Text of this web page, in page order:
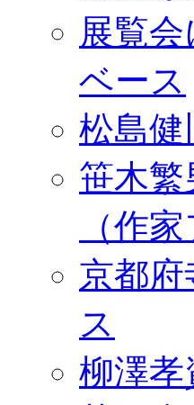
展覧
ベース
松島健
笹木
（作
京都
ス
柳澤